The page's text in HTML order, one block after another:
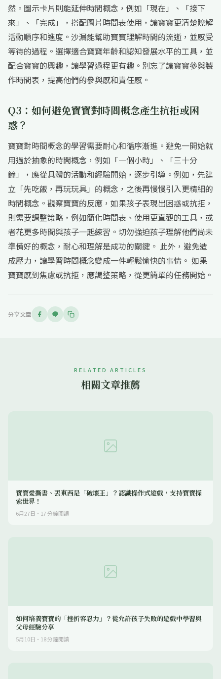
然。圖示卡片則能延伸時間概念，例如「現在」、「接下
來」、「完成」，搭配圖片時間表使用，讓寶寶更清楚瞭解
活動順序和進度。沙漏能幫助寶寶理解時間的流逝，並感受
等待的過程。選擇適合寶寶年齡和認知發展水平的工具，並
配合寶寶的興趣，讓學習過程更有趣。別忘了讓寶寶參與製
作時間表，提高他們的參與感和責任感。
Q3：如何避免寶寶對時間概念產生抗拒或困
惑？
寶寶對時間概念的學習需要耐心和循序漸進。避免一開始就
用過於抽象的時間概念，例如「一個小時」、「三十分
鐘」，應從具體的活動和經驗開始，逐步引導。例如，先建
立「先吃飯，再玩玩具」的概念，之後再慢慢引入更精細的
時間概念。觀察寶寶的反應，如果孩子表現出困惑或抗拒，
則需要調整策略，例如簡化時間表、使用更直觀的工具，或
者花更多時間與孩子一起練習。切勿強迫孩子理解他們尚未
準備好的概念，耐心和理解是成功的關鍵。 此外，避免造
成壓力，讓學習時間概念變成一件輕鬆愉快的事情。 如果
寶寶感到焦慮或抗拒，應調整策略，從更簡單的任務開始。
分享文章
RELATED ARTICLES
相關文章推薦
寶寶愛撕書、丟東西是「破壞王」？認識操作式遊戲，支持寶寶探
索世界！
6月27日 · 17分鐘閱讀
如何培養寶寶的「挫折容忍力」？從允許孩子失敗的遊戲中學習與
父母經驗分享
5月10日 · 18分鐘閱讀